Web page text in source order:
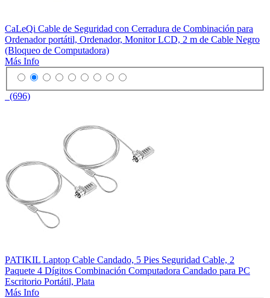
CaLeQi Cable de Seguridad con Cerradura de Combinación para
Ordenador portátil, Ordenador, Monitor LCD, 2 m de Cable Negro
(Bloqueo de Computadora)
Más Info
(696)
PATIKIL Laptop Cable Candado, 5 Pies Seguridad Cable, 2
Paquete 4 Dígitos Combinación Computadora Candado para PC
Escritorio Portátil, Plata
Más Info